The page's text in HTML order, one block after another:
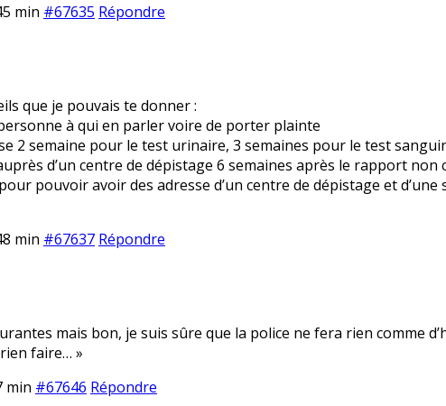
min #67635 Répondre
que je pouvais te donner :
à qui en parler voire de porter plainte
2 semaine pour le test urinaire, 3 semaines pour le test
d’un centre de dépistage 6 semaines après le rapport non
pouvoir avoir des adresse d’un centre de dépistage et
min #67637 Répondre
mais bon, je suis sûre que la police ne fera rien comme
faire… »
min #67646 Répondre